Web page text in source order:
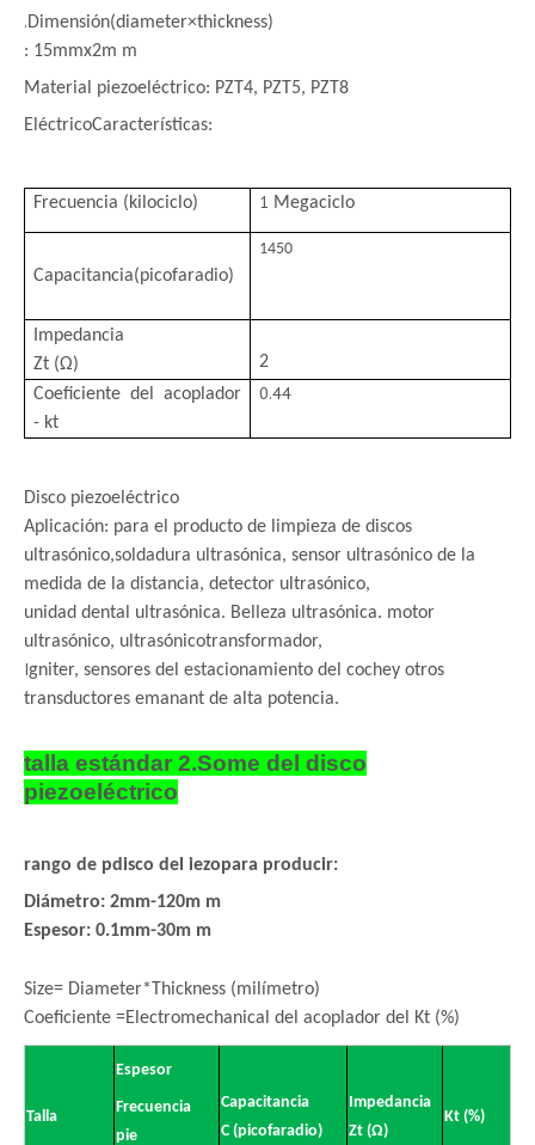
.Dimensión(diameter×thickness)
: 15mmx2m m
Material piezoeléctrico: PZT4, PZT5, PZT8
EléctricoCaracterísticas:
Frecuencia (kilociclo) 1 Megaciclo
Capacitancia(picofaradio)
1450
Impedancia
Zt (Ω)
2
Coeficiente del acoplador
- kt
0.44
Disco piezoeléctrico
Aplicación: para el producto de limpieza de discos
ultrasónico,soldadura ultrasónica, sensor ultrasónico de la
medida de la distancia, detector ultrasónico,
unidad dental ultrasónica. Belleza ultrasónica. motor
ultrasónico, ultrasónicotransformador,
Igniter, sensores del estacionamiento del cochey otros
transductores emanant de alta potencia.
talla estándar 2.Some del disco
piezoeléctrico
rango de pdisco del iezopara producir:
Diámetro: 2mm-120m m
Espesor: 0.1mm-30m m
Size= Diameter*Thickness (milímetro)
Coeficiente =Electromechanical del acoplador del Kt (%)
Talla
Espesor
Frecuencia
pie
Capacitancia
C (picofaradio)
Impedancia
Zt (Ω)
Kt (%)